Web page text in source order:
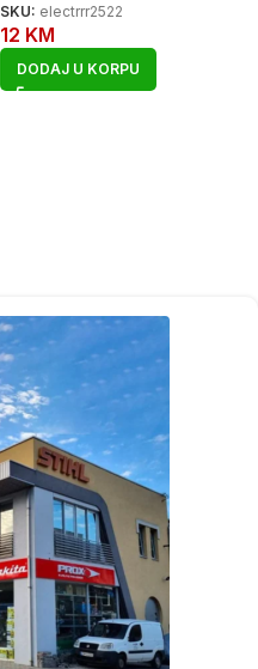
SKU: electrrr2522
12 KM
DODAJ U KORPU